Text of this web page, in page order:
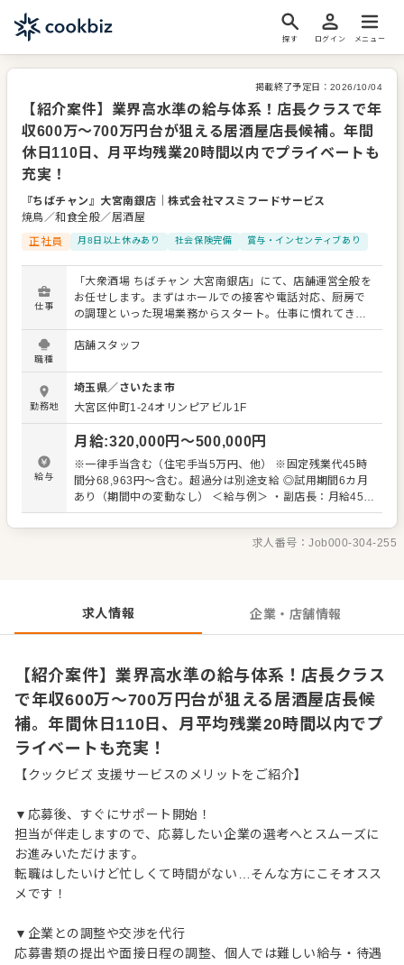
探す ログイン メニュー
掲載終了予定日： 2026/10/04
【紹介案件】業界高水準の給与体系！店長クラスで年
収600万～700万円台が狙える居酒屋店長候補。年間
休日110日、月平均残業20時間以内でプライベートも
充実！
『ちばチャン』大宮南銀店 ｜株式会社マスミフードサービス
焼鳥／和食全般／居酒屋
正社員
月8日以上休みあり 社会保険完備 賞与・インセンティブあり
仕事
「大衆酒場 ちばチャン 大宮南銀店」にて、店舗運営全般を
お任せします。まずはホールでの接客や電話対応、厨房で
の調理といった現場業務からスタート。仕事に慣れてきた
ら、アルバイトの採用面接や教育、シフト作成、店舗の売
買数値管理など、経営に直結するマネジメント業務をお任
という考え方を大切にしています。本部からの指示に従う
だけでなく、各店舗の店長に大きな裁量を委ねているた
め、自分のアイデアを活かして理想の店舗をつくりあげる
おもしろさを実感できます。ただの店舗責任者にとどまら
ず、一人の経営者として店舗を成長させていく、やりがい
と手応えに満ちた環境です。 ＜おすすめポイント＞ 東京や
千葉、埼玉を中心に複数業態を展開する安定企業です。年
間休日110日、月平均の残業時間は20時間以内と、従業員
も業界トップクラスを誇り、店長クラスで年収600万円か
ら700万円台を目指して働ける環境です。
職種
店舗スタッフ
勤務地
埼玉県／ さいたま市
大宮区仲町1-24オリンピアビル1F
給与
月給:320,000円〜500,000円
※一律手当含む（住宅手当5万円、他） ※固定残業代45時
間分68,963円～含む。超過分は別途支給 ◎試用期間6カ月
あり（期間中の変動なし） ＜給与例＞ ・副店長：月給45万
～／年収620～700万円 ・店長：月給50万～／年収690～
780万円 ・一般：月給32万円～
求人番号：Job000-304-255
求人情報 企業・店舗情報
【紹介案件】業界高水準の給与体系！店長クラス
で年収600万～700万円台が狙える居酒屋店長候
補。年間休日110日、月平均残業20時間以内でプ
ライベートも充実！
【クックビズ 支援サービスのメリットをご紹介】
▼応募後、すぐにサポート開始！
担当が伴走しますので、応募したい企業の選考へとスムーズに
お進みいただけます。
転職はしたいけど忙しくて時間がない…そんな方にこそオスス
メです！
▼企業との調整や交渉を代行
応募書類の提出や面接日程の調整、個人では難しい給与・待遇